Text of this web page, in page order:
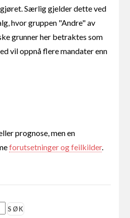
Særlig gjelder dette ved
hvor gruppen "Andre" av
grunner her betraktes som
vil oppnå flere mandater enn
prognose, men en
forutsetninger og feilkilder.